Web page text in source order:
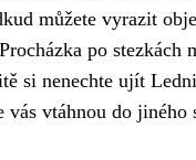
můžete vyrazit
po
si nenechte ujít
vás vtáhnou do jiného